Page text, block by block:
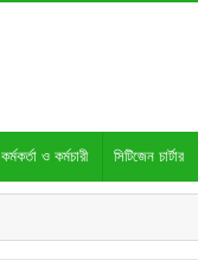
কর্মকর্তা ও কর্মচারী সিটিজেন চার্টার